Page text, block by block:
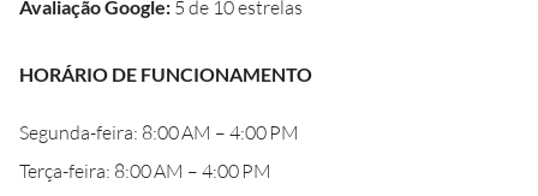
Avaliação Google: 5 de 10 estrelas
HORÁRIO DE FUNCIONAMENTO
Segunda-feira: 8:00 AM – 4:00 PM
Terça-feira: 8:00 AM – 4:00 PM